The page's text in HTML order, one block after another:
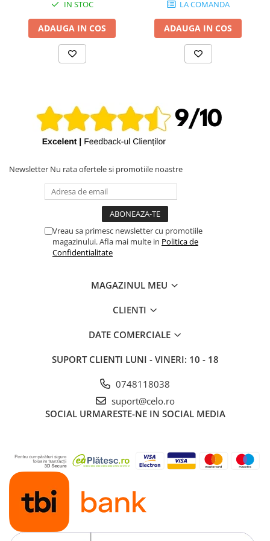
iPhone 8 Plus
iPhone 7 Plus
iPhone 6s Plus
iPhone SE 2022 3rd
iPhone 6
Top Piese iPhone
Display iPhone
Housing iPhone
iPad Pro 11″ (3rd gen - 2021)
iPad Pro 12.9″ (2nd gen - 2017)
iPad Pro 12.9″ (3rd gen - 2018)
iPad Pro 12.9″ (4th gen - 2020)
iPad Pro 12.9″ (6th gen - 2022)
iPad Pro 9.7″ (2016)
iPad
iPad (4th gen)
iPad 9.7″ (5th gen - 2017)
iPad 9.7″ (6th gen - 2018)
IN STOC
ADAUGA IN COS
LA COMANDA
ADAUGA IN COS
Newsletter Nu rata ofertele si promotiile noastre
Vreau sa primesc newsletter cu promotiile
magazinului. Afla mai multe in Politica de
Confidentialitate
MAGAZINUL MEU
CLIENTI
DATE COMERCIALE
SUPORT CLIENTI LUNI - VINERI: 10 - 18
0748118038
suport@celo.ro
SOCIAL URMARESTE-NE IN SOCIAL MEDIA